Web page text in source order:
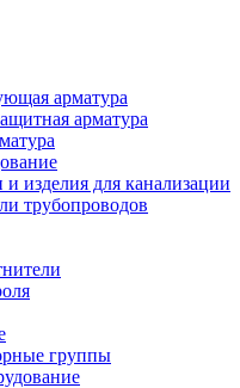
арматура
арматура
изделия для канализации
трубопроводов
группы